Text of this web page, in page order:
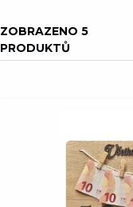
ZOBRAZENO 5
PRODUKTŮ